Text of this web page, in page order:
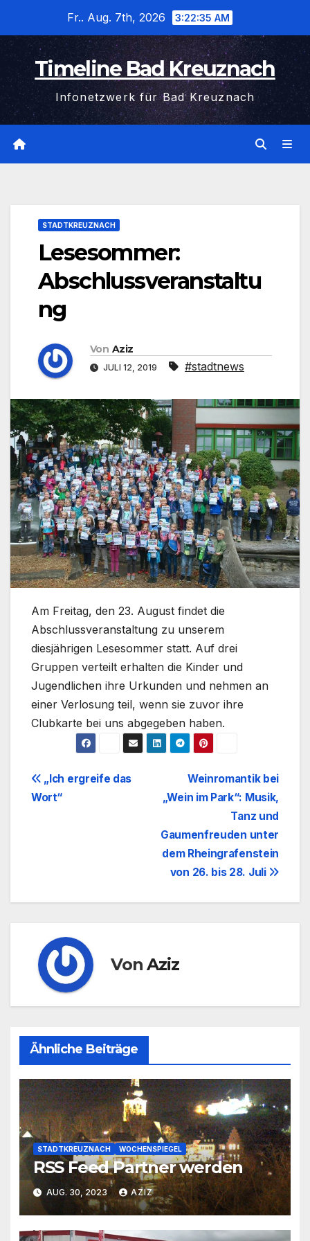
wechseln
Fr.. Aug. 7th, 2026 3:22:36 AM
Timeline Bad Kreuznach
Infonetzwerk für Bad Kreuznach
STADTKREUZNACH
Lesesommer:
Abschlussveranstaltu
ng
Von Aziz
JULI 12, 2019 #stadtnews
Am Freitag, den 23. August findet die
Abschlussveranstaltung zu unserem
diesjährigen Lesesommer statt. Auf drei
Gruppen verteilt erhalten die Kinder und
Jugendlichen ihre Urkunden und nehmen an
einer Verlosung teil, wenn sie zuvor ihre
Clubkarte bei uns abgegeben haben.
Beitrags-
Weinromantik bei
„Wein im Park“: Musik,
Tanz und
Gaumenfreuden unter
dem Rheingrafenstein
von 26. bis 28. Juli
„Ich ergreife das
Wort“
VonAziz
Ähnliche Beiträge
STADTKREUZNACH WOCHENSPIEGEL
RSS Feed Partner werden
AUG. 30, 2023 AZIZ